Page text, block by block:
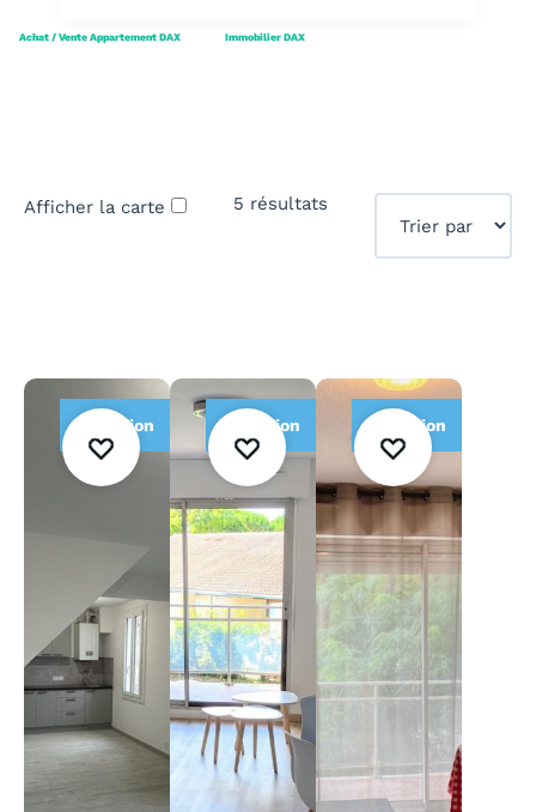
Achat / Vente Appartement DAX Immobilier DAX
Afficher la carte 5 résultats
Location Location Location